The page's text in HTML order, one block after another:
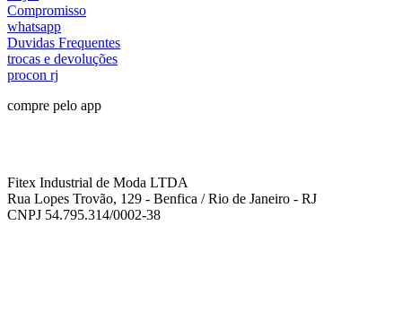
Compromisso
whatsapp
Duvidas Frequentes
trocas e devoluções
procon rj
compre pelo app
Fitex Industrial de Moda LTDA
Rua Lopes Trovão, 129 - Benfica / Rio de Janeiro - RJ
CNPJ 54.795.314/0002-38